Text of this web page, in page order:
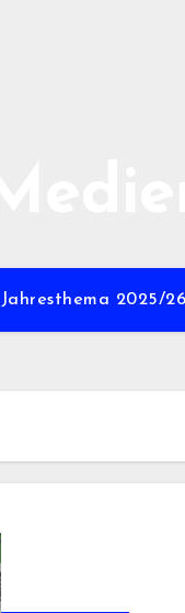
Jahresthema 2025/26